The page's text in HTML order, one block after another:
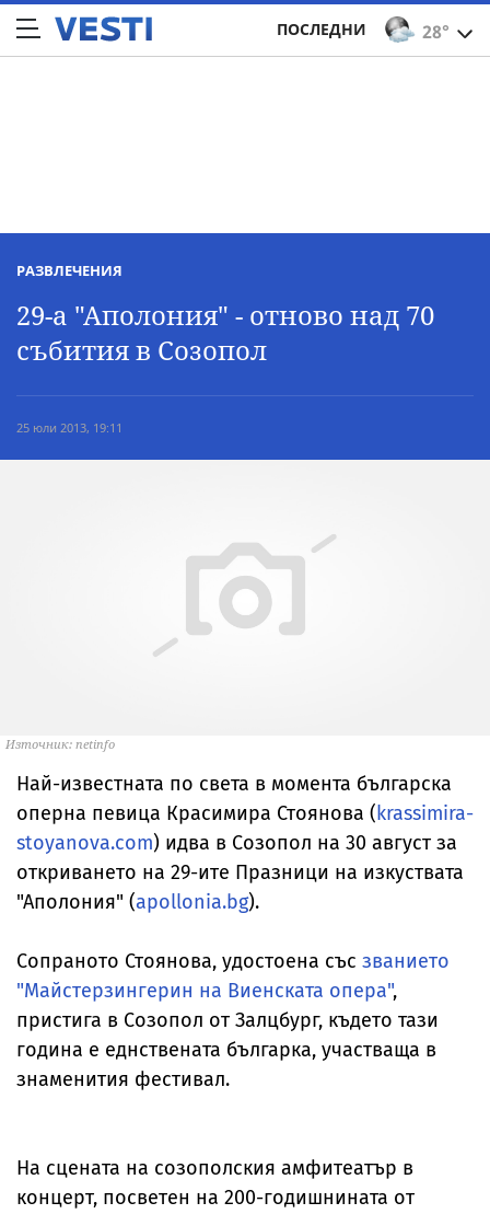
28°
ПОСЛЕДНИ
РАЗВЛЕЧЕНИЯ
29-а "Аполония" - отново над 70
събития в Созопол
25 юли 2013, 19:11
Източник: netinfo
Най-известната по света в момента българска
оперна певица Красимира Стоянова (krassimira-
stoyanova.com) идва в Созопол на 30 август за
откриването на 29-ите Празници на изкуствата
"Аполония" (apollonia.bg).
Сопраното Стоянова, удостоена със званието
"Майстерзингерин на Виенската опера",
пристига в Созопол от Залцбург, където тази
година е еднствената българка, участваща в
знаменития фестивал.
На сцената на созополския амфитеатър в
концерт, посветен на 200-годишнината от